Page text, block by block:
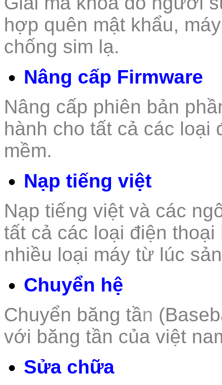
hợp quên mật khẩu,
chống sim lạ.
Nâng cấp Firmware
Nâng cấp phiên bản
hành cho tất cả các loại
mềm.
Nạp tiếng việt
Nạp tiếng việt và các
tất cả các loại điện
nhiều loại máy từ lúc
Chuyển hệ
Chuyển băng tần
với băng tần của việt
Sửa chữa